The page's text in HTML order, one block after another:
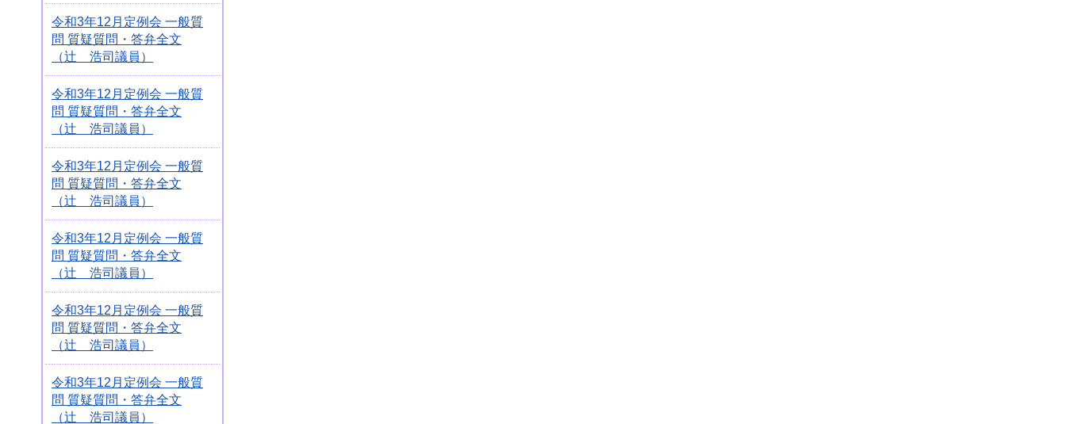
令和3年12月定例会 一般質
問 質疑質問・答弁全文
（辻 浩司議員）
令和3年12月定例会 一般質
問 質疑質問・答弁全文
（辻 浩司議員）
令和3年12月定例会 一般質
問 質疑質問・答弁全文
（辻 浩司議員）
令和3年12月定例会 一般質
問 質疑質問・答弁全文
（辻 浩司議員）
令和3年12月定例会 一般質
問 質疑質問・答弁全文
（辻 浩司議員）
令和3年12月定例会 一般質
問 質疑質問・答弁全文
（辻 浩司議員）